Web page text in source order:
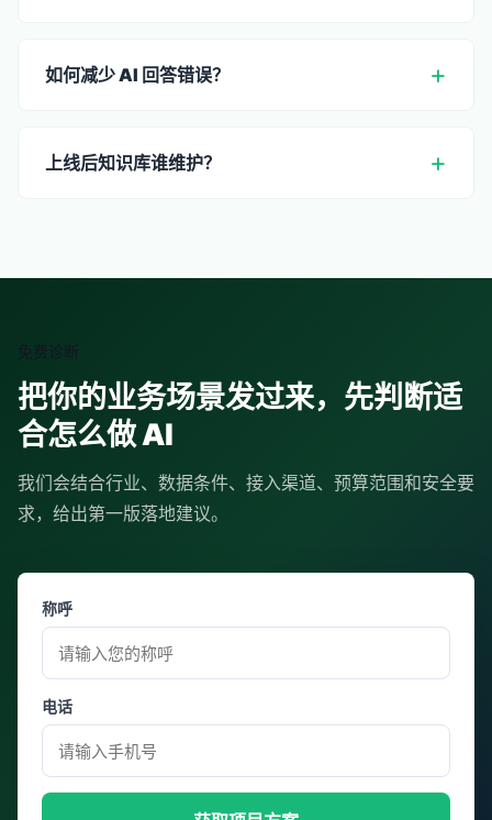
如何减少 AI 回答错误？
上线后知识库谁维护？
免费诊断
把你的业务场景发过来，先判断适
合怎么做 AI
我们会结合行业、数据条件、接入渠道、预算范围和安全要
求，给出第一版落地建议。
称呼
电话